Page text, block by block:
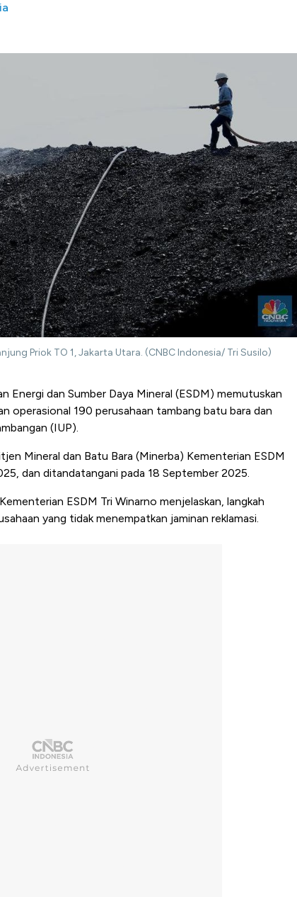
Priok TO 1, Jakarta Utara. (CNBC Indonesia/ Tri Susilo)
Energi dan Sumber Daya Mineral (ESDM) memutuskan
operasional 190 perusahaan tambang batu bara dan
(IUP).
Mineral dan Batu Bara (Minerba) Kementerian ESDM
dan ditandatangani pada 18 September 2025.
ESDM Tri Winarno menjelaskan, langkah
yang tidak menempatkan jaminan reklamasi.